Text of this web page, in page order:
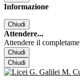
Informazione
Chiudi
Attendere...
Attendere il
Chiudi
Chiudi